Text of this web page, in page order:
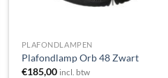
PLAFONDLAMPEN
Plafondlamp Orb 48 Zwart
€185,00 incl. btw